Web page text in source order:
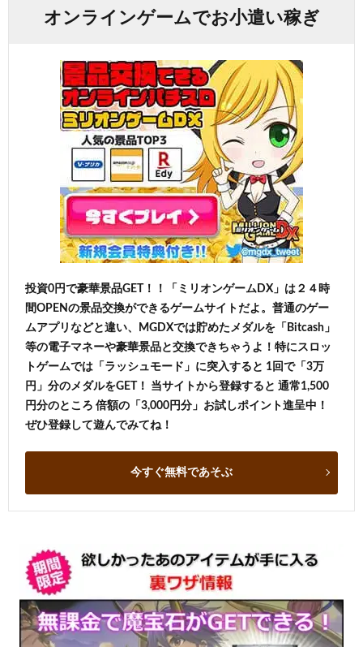
オンラインゲームでお小遣い稼ぎ
投資0円で豪華景品GET！！「ミリオンゲームDX」は２４時
間OPENの景品交換ができるゲームサイトだよ。普通のゲー
ムアプリなどと違い、MGDXでは貯めたメダルを「Bitcash」
等の電子マネーや豪華景品と交換できちゃうよ！特にスロッ
トゲームでは「ラッシュモード」に突入すると 1回で「3万
円」分のメダルをGET！ 当サイトから登録すると 通常1,500
円分のところ 倍額の「3,000円分」お試しポイント進呈中！
ぜひ登録して遊んでみてね！
今すぐ無料であそぶ